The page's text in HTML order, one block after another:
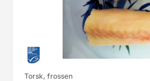
Torsk, frossen